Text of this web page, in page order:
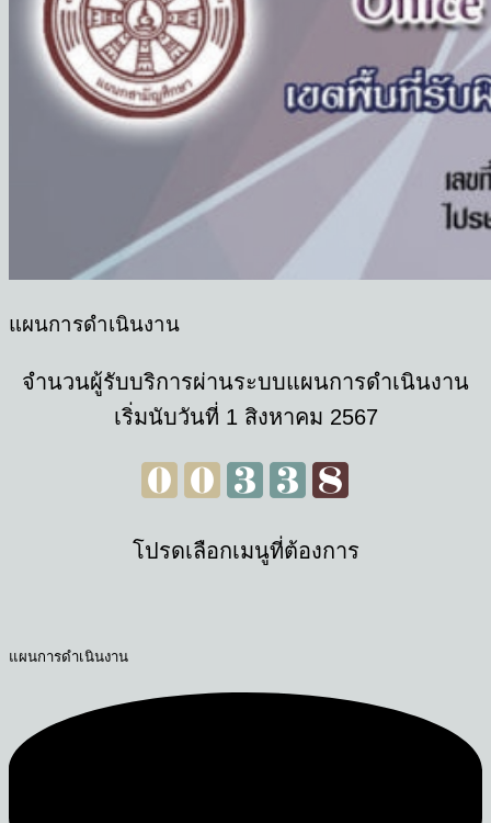
แผนการดำเนินงาน
จํานวนผู้รับบริการผ่านระบบแผนการดำเนินงาน
เริ่มนับวันที่ 1 สิงหาคม 2567
โปรดเลือกเมนูที่ต้องการ
แผนการดำเนินงาน